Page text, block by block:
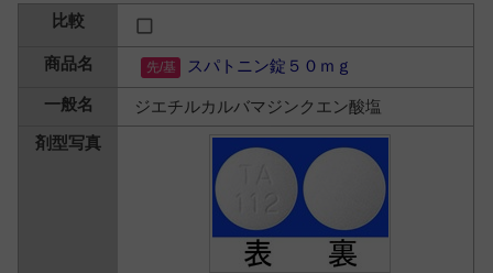
スパトニン錠５０ｍｇ
ジエチルカルバマジンクエン酸塩